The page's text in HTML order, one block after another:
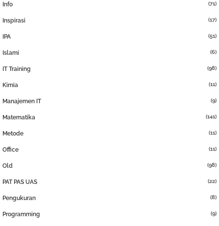
Info (71)
Inspirasi (17)
IPA (51)
Islami (6)
IT Training (98)
Kimia (11)
Manajemen IT (9)
Matematika (141)
Metode (11)
Office (11)
Old (98)
PAT PAS UAS (22)
Pengukuran (8)
Programming (9)